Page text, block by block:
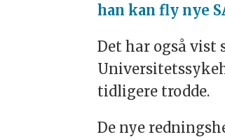
han kan fly nye
Det har også
tidligere trodde.
De nye